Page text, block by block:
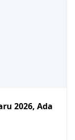
2026, Ada